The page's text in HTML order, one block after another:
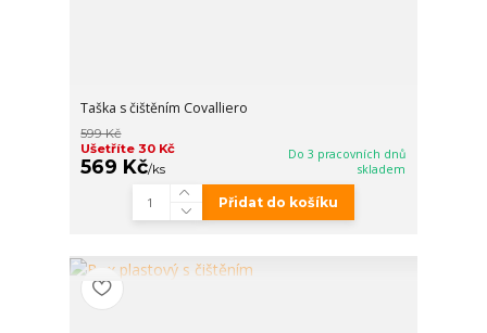
Taška s čištěním Covalliero
599 Kč
Ušetříte 30 Kč
569 Kč/ks
Do 3 pracovních dnů
skladem
Přidat do košíku